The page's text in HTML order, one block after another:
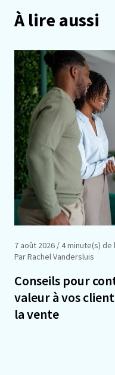
À lire aussi
7 août 2026 / 4 minute(s) de
Par Rachel Vandersluis
Conseils pour
valeur à vos
la vente